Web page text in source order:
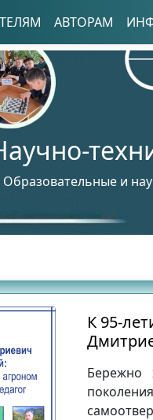
АВТОРАМ
Образовательные и
К 95-
Бережно